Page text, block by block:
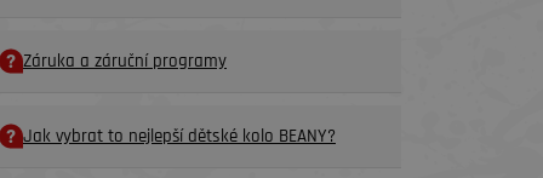
Záruka a záruční programy
Jak vybrat to nejlepší dětské kolo BEANY?